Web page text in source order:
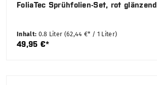
FoliaTec Sprühfolien-Set, rot glänzend
Inhalt: 0.8 Liter (62,44 €* / 1 Liter)
49,95 €*